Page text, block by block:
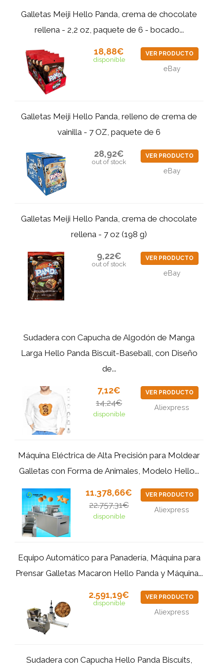
Galletas Meiji Hello Panda, crema de chocolate
rellena - 2,2 oz, paquete de 6 - bocado...
18,88€
disponible
VER PRODUCTO
eBay
Galletas Meiji Hello Panda, relleno de crema de
vainilla - 7 OZ, paquete de 6
28,92€
out of stock
VER PRODUCTO
eBay
Galletas Meiji Hello Panda, crema de chocolate
rellena - 7 oz (198 g)
9,22€
out of stock
VER PRODUCTO
eBay
Sudadera con Capucha de Algodón de Manga
Larga Hello Panda Biscuit-Baseball, con Diseño
de...
7,12€
14,24€
disponible
VER PRODUCTO
Aliexpress
Máquina Eléctrica de Alta Precisión para Moldear
Galletas con Forma de Animales, Modelo Hello...
11.378,66€
22.757,31€
disponible
VER PRODUCTO
Aliexpress
Equipo Automático para Panadería, Máquina para
Prensar Galletas Macaron Hello Panda y Máquina...
2.591,19€
disponible
VER PRODUCTO
Aliexpress
Sudadera con Capucha Hello Panda Biscuits,